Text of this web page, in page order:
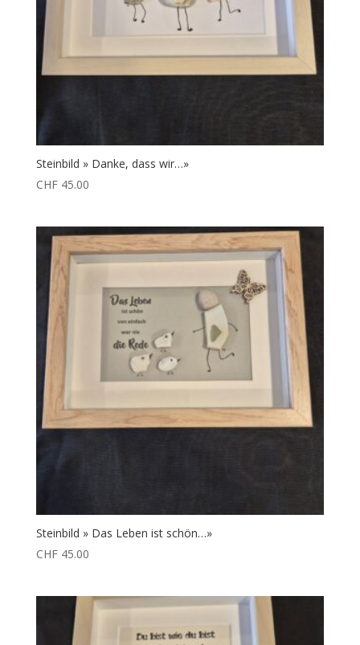
Steinbild » Danke, dass wir…»
CHF45.00
Steinbild » Das Leben ist schön…»
CHF45.00